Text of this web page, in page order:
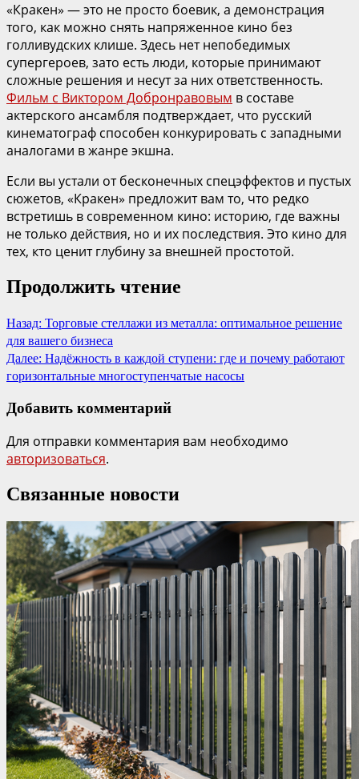
«Кракен» — это не просто боевик, а демонстрация
того, как можно снять напряженное кино без
голливудских клише. Здесь нет непобедимых
супергероев, зато есть люди, которые принимают
сложные решения и несут за них ответственность.
Фильм с Виктором Добронравовым в составе
актерского ансамбля подтверждает, что русский
кинематограф способен конкурировать с западными
аналогами в жанре экшна.
Если вы устали от бесконечных спецэффектов и пустых
сюжетов, «Кракен» предложит вам то, что редко
встретишь в современном кино: историю, где важны
не только действия, но и их последствия. Это кино для
тех, кто ценит глубину за внешней простотой.
Продолжить чтение
Назад: Торговые стеллажи из металла: оптимальное решение
для вашего бизнеса
Далее: Надёжность в каждой ступени: где и почему работают
горизонтальные многоступенчатые насосы
Добавить комментарий
Для отправки комментария вам необходимо
авторизоваться.
Связанные новости